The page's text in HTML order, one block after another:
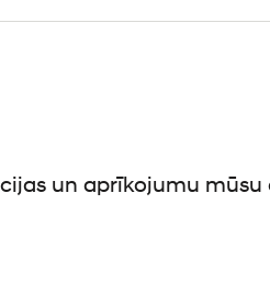
un aprīkojumu mūsu